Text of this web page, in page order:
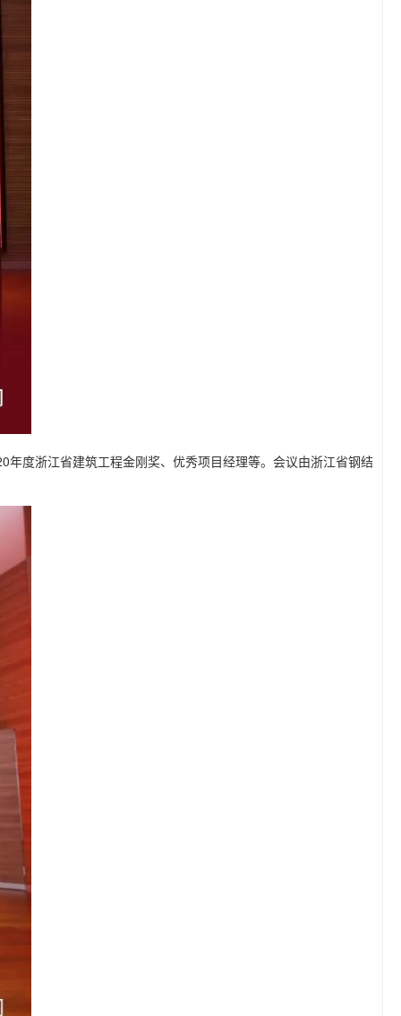
度浙江省建筑工程金刚奖、优秀项目经理等。会议由浙江省钢结